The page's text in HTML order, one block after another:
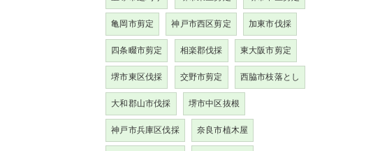
亀岡市剪定 神戸市西区剪定 加東市伐採
四条畷市剪定 相楽郡伐採 東大阪市剪定
堺市東区伐採 交野市剪定 西脇市枝落とし
大和郡山市伐採 堺市中区抜根
神戸市兵庫区伐採 奈良市植木屋